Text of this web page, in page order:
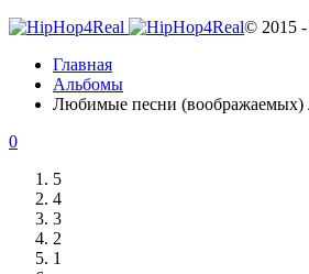
Главная
Альбомы
Любимые песни (воображаемых)
0
5
4
3
2
1
© 2015 -